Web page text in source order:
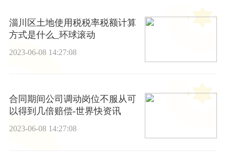
淄川区土地使用税税率税额计算
方式是什么_环球滚动
2023-06-08 14:27:08
合同期间公司调动岗位不服从可
以得到几倍赔偿-世界快资讯
2023-06-08 14:27:08